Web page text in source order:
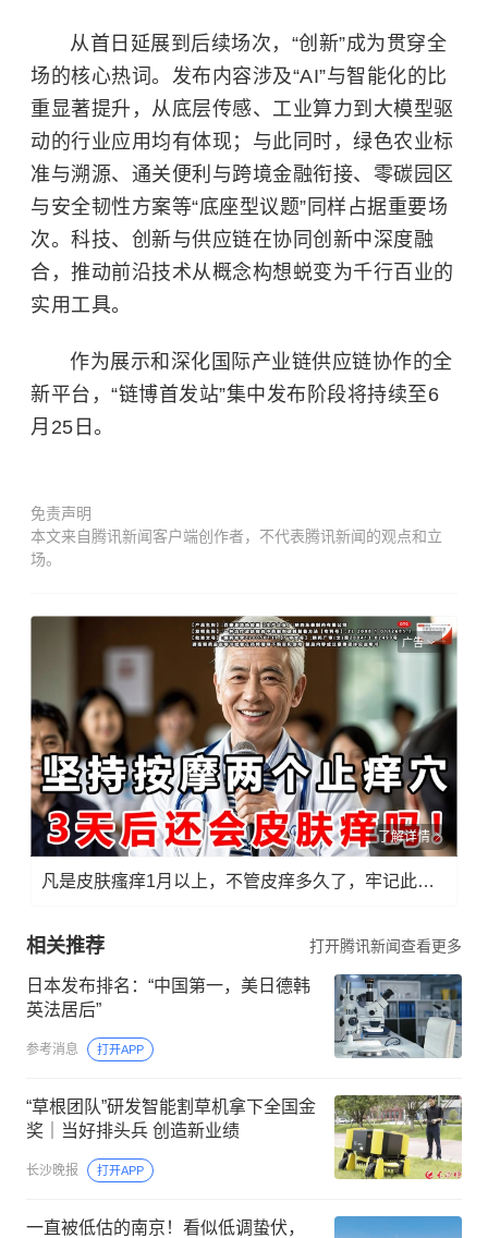
从首日延展到后续场次，“创新”成为贯穿全
场的核心热词。发布内容涉及“AI”与智能化的比
重显著提升，从底层传感、工业算力到大模型驱
动的行业应用均有体现；与此同时，绿色农业标
准与溯源、通关便利与跨境金融衔接、零碳园区
与安全韧性方案等“底座型议题”同样占据重要场
次。科技、创新与供应链在协同创新中深度融
合，推动前沿技术从概念构想蜕变为千行百业的
实用工具。
作为展示和深化国际产业链供应链协作的全
新平台，“链博首发站”集中发布阶段将持续至6
月25日。
免责声明
本文来自腾讯新闻客户端创作者，不代表腾讯新闻的观点和立
场。
广告
了解详情
凡是皮肤瘙痒1月以上，不管皮痒多久了，牢记此法，快！准！狠！
相关推荐 打开腾讯新闻查看更多
日本发布排名：“中国第一，美日德韩
英法居后”
参考消息 打开APP
“草根团队”研发智能割草机拿下全国金
奖｜当好排头兵 创造新业绩
长沙晚报 打开APP
一直被低估的南京！看似低调蛰伏，